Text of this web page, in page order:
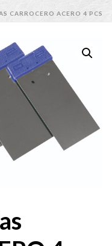
CARROCERO ACERO 4 PCS